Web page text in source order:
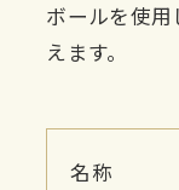
ボールを使
えます。
名称